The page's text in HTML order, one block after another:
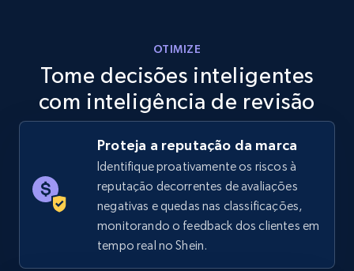
URL, Final price, Sku, Currency, Gtin,
more.
5.6K+ 875+ Comece agora
TikTok Shop
URL, Title, Available, Description, Currency, Initial
price, Final price, Discount percent, and more.
OTIMIZE
Tome decisões inteligentes
com inteligência de revisão
Proteja a reputação da marca
Identifique proativamente os riscos à
reputação decorrentes de avaliações
negativas e quedas nas classificações,
monitorando o feedback dos clientes em
tempo real no Shein.